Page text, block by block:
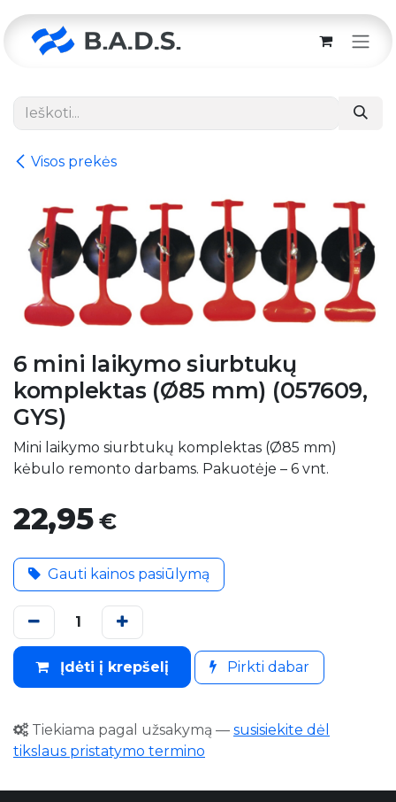
Visos prekės
6 mini laikymo siurbtukų
komplektas (Ø85 mm) (057609,
GYS)
Mini laikymo siurbtukų komplektas (Ø85 mm)
kėbulo remonto darbams. Pakuotėje – 6 vnt.
22,95€
Gauti kainos pasiūlymą
Įdėti į krepšelį Pirkti dabar
Tiekiama pagal užsakymą — susisiekite dėl
tikslaus pristatymo termino